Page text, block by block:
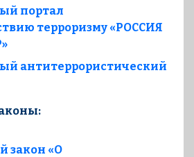
портал
терроризму «РОССИЯ
антитеррористический
закон «О